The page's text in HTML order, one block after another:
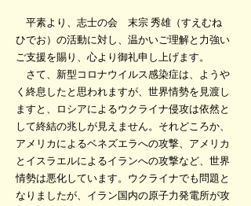
平素より、志士の会 末宗 秀雄（すえむね
ひでお）の活動に対し、温かいご理解と力強い
ご支援を賜り、心より御礼申し上げます。
さて、新型コロナウイルス感染症は、ようや
く終息したと思われますが、世界情勢を見渡し
ますと、ロシアによるウクライナ侵攻は依然と
して終結の兆しが見えません。それどころか、
アメリカによるベネズエラへの攻撃、アメリカ
とイスラエルによるイランへの攻撃など、世界
情勢は悪化しています。ウクライナでも問題と
なりましたが、イラン国内の原子力発電所が攻